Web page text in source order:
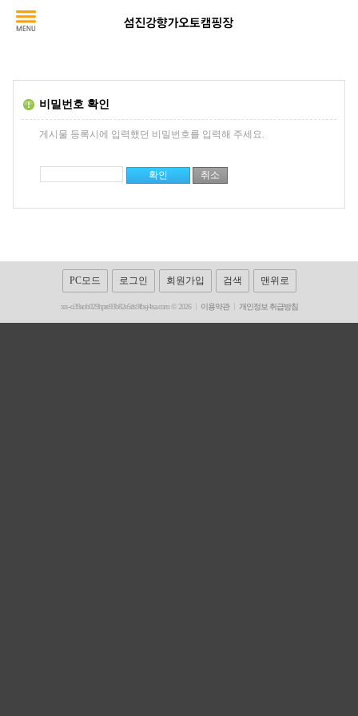
비밀번호 확인
게시물 등록시에 입력했던 비밀번호를 입력해 주세요.
PC모드 로그인 회원가입 검색 맨위로
xn--o39aob029hpre93b82e5rls9fbsj4xa.com © 2026 이용약관 개인정보 취급방침